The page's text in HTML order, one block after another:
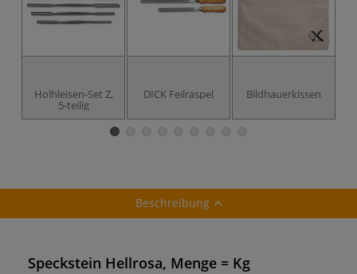
Holhleisen-Set Z,
5-teilig
DICK Feilraspel Bildhauerkissen
Beschreibung
Speckstein Hellrosa, Menge = Kg